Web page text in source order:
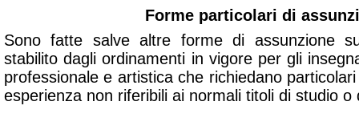
Forme particolari di
Sono fatte salve altre forme di assunzione
stabilito dagli ordinamenti in vigore per gli
professionale e artistica che richiedano
esperienza non riferibili ai normali titoli di studio o